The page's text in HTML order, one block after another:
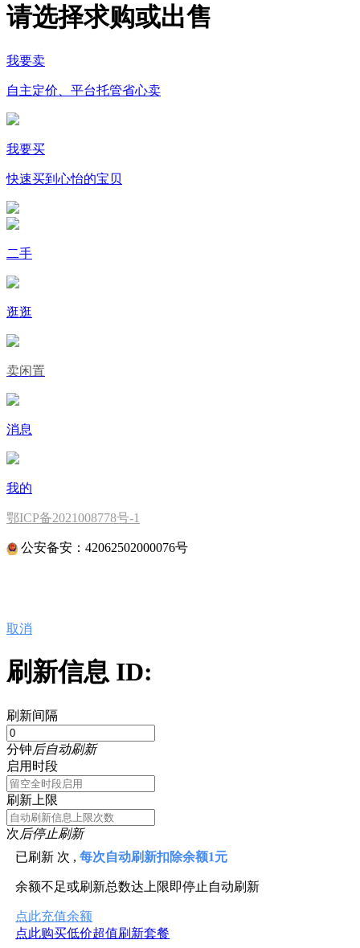
请选择求购或出售
我要卖
自主定价、平台托管省心卖
我要买
快速买到心怡的宝贝
二手
逛逛
卖闲置
消息
我的
鄂ICP备2021008778号-1
公安备安：42062502000076号
取消
刷新信息 ID:
刷新间隔
分钟后自动刷新
启用时段
刷新上限
次后停止刷新
已刷新 次 ,每次自动刷新扣除余额1元
余额不足或刷新总数达上限即停止自动刷新
点此充值余额
点此购买低价超值刷新套餐